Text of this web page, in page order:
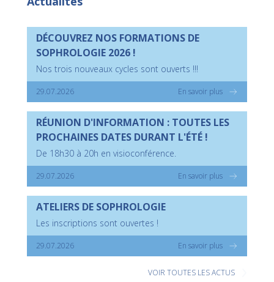
DÉCOUVREZ NOS FORMATIONS DE
SOPHROLOGIE 2026 !
Nos trois nouveaux cycles sont ouverts !!!
29.07.2026 En savoir plus
RÉUNION D'INFORMATION : TOUTES LES
PROCHAINES DATES DURANT L'ÉTÉ !
De 18h30 à 20h en visioconférence.
29.07.2026 En savoir plus
ATELIERS DE SOPHROLOGIE
Les inscriptions sont ouvertes !
29.07.2026 En savoir plus
VOIR TOUTES LES ACTUS